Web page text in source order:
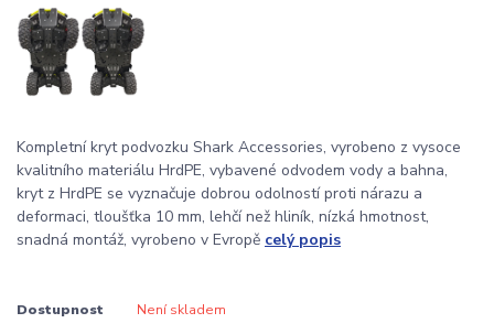
Kompletní kryt podvozku Shark Accessories, vyrobeno z vysoce
kvalitního materiálu HrdPE, vybavené odvodem vody a bahna,
kryt z HrdPE se vyznačuje dobrou odolností proti nárazu a
deformaci, tloušťka 10 mm, lehčí než hliník, nízká hmotnost,
snadná montáž, vyrobeno v Evropě celý popis
Dostupnost Není skladem